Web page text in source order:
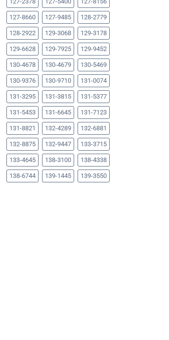
127-8660 127-9485 128-2779
128-2922 129-3068 129-3178
129-6628 129-7925 129-9452
130-4678 130-4679 130-5469
130-9376 130-9710 131-0074
131-3295 131-3815 131-5377
131-5453 131-6645 131-7123
131-8821 132-4289 132-6881
132-8875 132-9447 133-3715
133-4645 138-3100 138-4338
138-6744 139-1445 139-3550